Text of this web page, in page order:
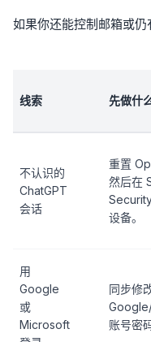
如果你还能控制邮箱或仍
线索 先做什
不认识的
ChatGPT
会话
重置
然后在
设备。
用
Google
或
Microsoft
同步修
账号密